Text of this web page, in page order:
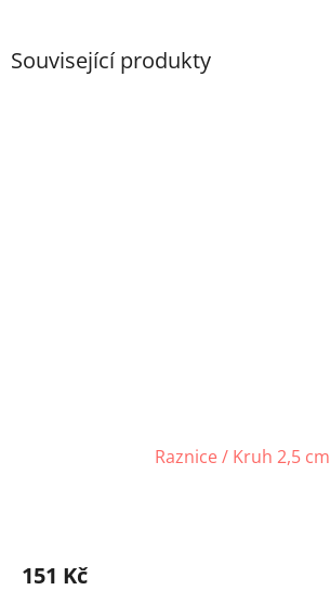
Související produkty
Raznice / Kruh 2,5 cm
151 Kč